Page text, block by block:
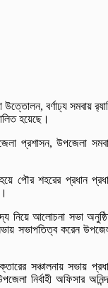
বর্ণাঢ্য সমবায়
হয়েছে।
প্রশাসন, উপজেলা
পৌর শহরের প্রধান
নিয়ে আলোচনা সভা
সভাপতিত্ব করেন
সঞ্চালনায় সভায়
নির্বাহী অফিসার